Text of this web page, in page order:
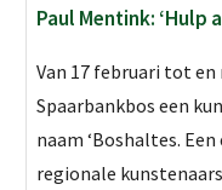
Paul Mentink: ‘Hulp
Van 17 februari tot
Spaarbankbos een
naam ‘Boshaltes.
regionale